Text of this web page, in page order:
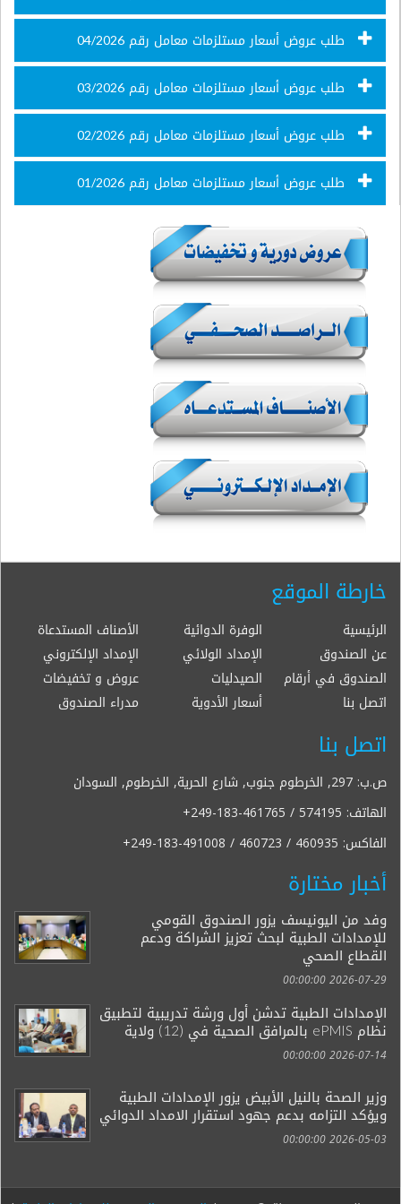
طلب عروض أسعار مستلزمات معامل رقم 04/2026
طلب عروض أسعار مستلزمات معامل رقم 03/2026
طلب عروض أسعار مستلزمات معامل رقم 02/2026
طلب عروض أسعار مستلزمات معامل رقم 01/2026
خارطة الموقع
الرئيسية الوفرة الدوائية
الأصناف المستدعاة
عن الصندوق
الإمداد الولائي
الإمداد الإلكتروني
الصندوق في أرقام
الصيدليات
عروض و تخفيضات
اتصل بنا
أسعار الأدوية مدراء الصندوق
اتصل بنا
ص.ب: 297, الخرطوم جنوب, شارع الحرية, الخرطوم, السودان
الهاتف: +249-183-461765 / 574195
الفاكس: +249-183-491008 / 460723 / 460935
أخبار مختارة
وفد من اليونيسف يزور الصندوق القومي
للإمدادات الطبية لبحث تعزيز الشراكة ودعم
القطاع الصحي
2026-07-29 00:00:00
الإمدادات الطبية تدشن أول ورشة تدريبية لتطبيق
نظام ePMIS بالمرافق الصحية في (12) ولاية
2026-07-14 00:00:00
وزير الصحة بالنيل الأبيض يزور الإمدادات الطبية
ويؤكد التزامه بدعم جهود استقرار الامداد الدوائي
2026-05-03 00:00:00